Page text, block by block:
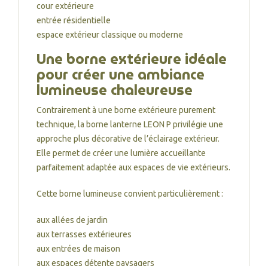
cour extérieure
entrée résidentielle
espace extérieur classique ou moderne
Une borne extérieure idéale
pour créer une ambiance
lumineuse chaleureuse
Contrairement à une borne extérieure purement
technique, la borne lanterne LEON P privilégie une
approche plus décorative de l’éclairage extérieur.
Elle permet de créer une lumière accueillante
parfaitement adaptée aux espaces de vie extérieurs.
Cette borne lumineuse convient particulièrement :
aux allées de jardin
aux terrasses extérieures
aux entrées de maison
aux espaces détente paysagers